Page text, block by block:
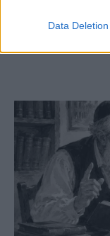
Data Deletion